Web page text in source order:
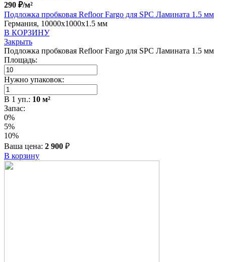
290 ₽/м²
Подложка пробковая Refloor Fargo для SPC Ламината 1.5 мм
Германия, 10000x1000x1.5 мм
В КОРЗИНУ
Закрыть
Подложка пробковая Refloor Fargo для SPC Ламината 1.5 мм
Площадь:
Нужно упаковок:
В 1 уп.: 10 м²
Запас:
0%
5%
10%
Ваша цена: 2 900 ₽
В корзину